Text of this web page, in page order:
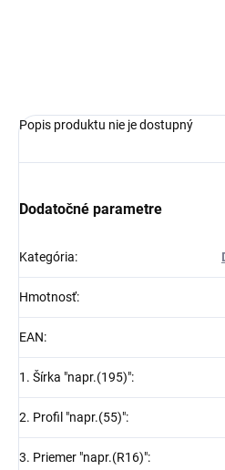
Popis produktu nie je dostupný
Dodatočné parametre
Kategória:
Hmotnosť:
EAN:
1. Šírka "napr.(195)":
2. Profil "napr.(55)":
3. Priemer "napr.(R16)":